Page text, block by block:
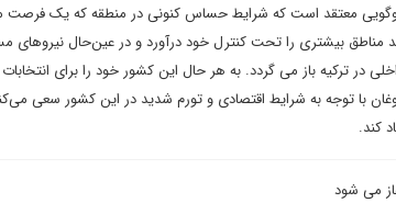
معتقد است که شرایط حساس کنونی در منطقه که یک فرصت
مناطق بیشتری را تحت کنترل خود درآورد و در عین‌حال نیروهای
در ترکیه باز می گردد. به هر حال این کشور خود را برای
با توجه به شرایط اقتصادی و تورم شدید در این کشور سعی
کند.
می شود